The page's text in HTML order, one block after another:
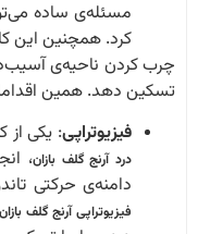
مسئله‌ی ساده
کرد. همچنین این
چرب کردن ناحیه‌ی
تسکین دهد. همین
فیزیوتراپی: یکی از
درد آرنج گلف بازان،
دامنه‌ی حرکتی
فیزیوتراپی آرنج گلف